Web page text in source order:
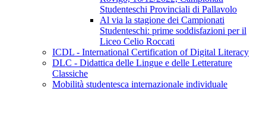
Studenteschi Provinciali di Pallavolo
Al via la stagione dei Campionati
Studenteschi: prime soddisfazioni per il
Liceo Celio Roccati
ICDL - International Certification of Digital Literacy
DLC - Didattica delle Lingue e delle Letterature
Classiche
Mobilità studentesca internazionale individuale